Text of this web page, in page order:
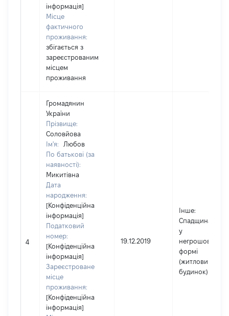
інформація]
Місце
фактичного
проживання:
збігається з
зареєстрованим
місцем
проживання
4
Громадянин
України
Прізвище:
Соловйова
Ім'я:
Любов
По батькові (за
наявності):
Микитівна
Дата
народження:
[Конфіденційна
інформація]
Податковий
номер:
[Конфіденційна
інформація]
Зареєстроване
місце
проживання:
[Конфіденційна
інформація]
19.12.2019
Інше:
Спадщина
у
негрошовій
формі
(житловий
будинок)